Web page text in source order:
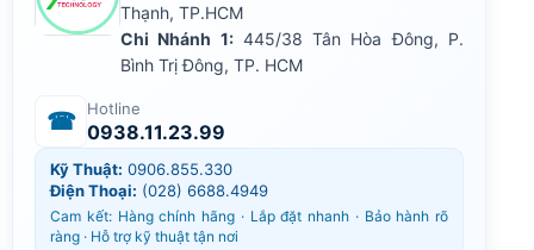
Thạnh, TP.HCM
Chi Nhánh 1:445/38 Tân Hòa Đông, P.
Bình Trị Đông, TP. HCM
☎ Hotline
0938.11.23.99
Kỹ Thuật: 0906.855.330
Điện Thoại: (028) 6688.4949
Cam kết: Hàng chính hãng · Lắp đặt nhanh · Bảo hành rõ
ràng · Hỗ trợ kỹ thuật tận nơi